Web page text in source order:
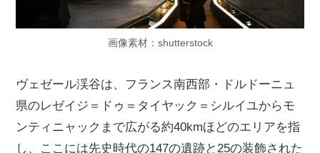
画像素材：shutterstock
ヴェゼール渓谷は、フランス南西部・ドルドーニュ
県のレゼイジ＝ドゥ＝タイヤック＝シルイユからモ
ンティニャックまで広がる約40kmほどのエリアを指
し、ここには先史時代の147の遺跡と25の装飾された